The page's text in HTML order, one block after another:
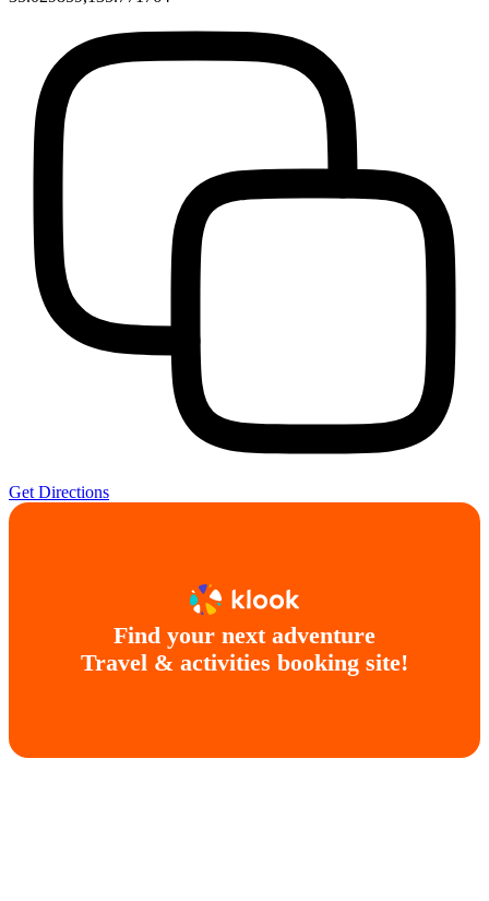
Get Directions
Find your next adventure
Travel & activities booking site!